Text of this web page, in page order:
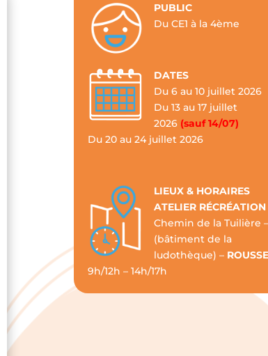
PUBLIC
Du CE1 à la 4ème
DATES
Du 6 au 10 juillet 2026
Du 13 au 17 juillet
2026 (sauf 14/07)
Du 20 au 24 juillet 2026
LIEUX & HORAIRES
ATELIER RÉCRÉATION
Chemin de la Tuilière –
(bâtiment de la
ludothèque) –
9h/12h – 14h/17h